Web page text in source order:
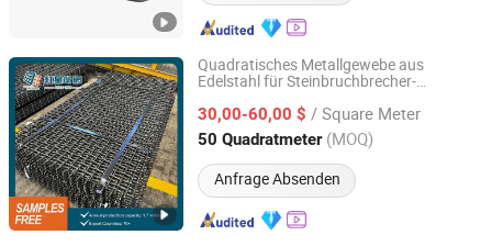
Quadratisches Metallgewebe aus
Edelstahl für Steinbruchbrecher-
30,00-60,00 $ / Square Meter
50 Quadratmeter (MOQ)
Anfrage Absenden
ANPING REDSTAR WIRE MESH MFG CO., LTD
Hebei, China Seit 2011